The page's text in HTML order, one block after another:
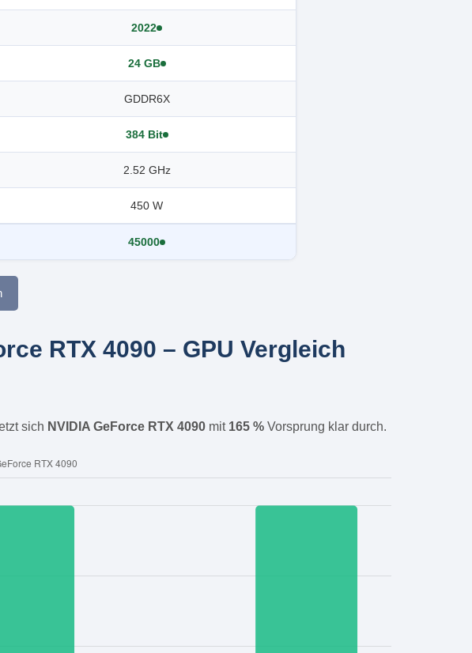
2022
24 GB
GDDR6X
384 Bit
2.52 GHz
450 W
45000
RTX 4090 – GPU Vergleich
sich NVIDIA GeForce RTX 4090 mit 165 % Vorsprung klar durch.